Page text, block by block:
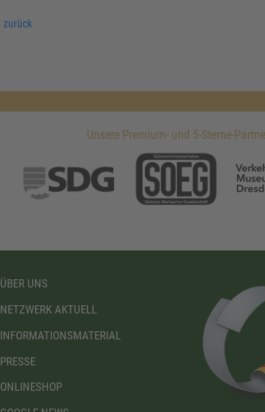
zurück
Unsere Premium- und 5-Sterne-
ÜBER UNS
NETZWERK AKTUELL
INFORMATIONSMATERIAL
PRESSE
ONLINESHOP